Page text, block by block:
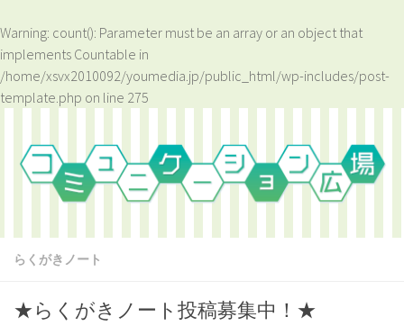
Warning: count(): Parameter must be an array or an object that
implements Countable in
/home/xsvx2010092/youmedia.jp/public_html/wp-includes/post-
template.php on line 275
らくがきノート
★らくがきノート投稿募集中！★